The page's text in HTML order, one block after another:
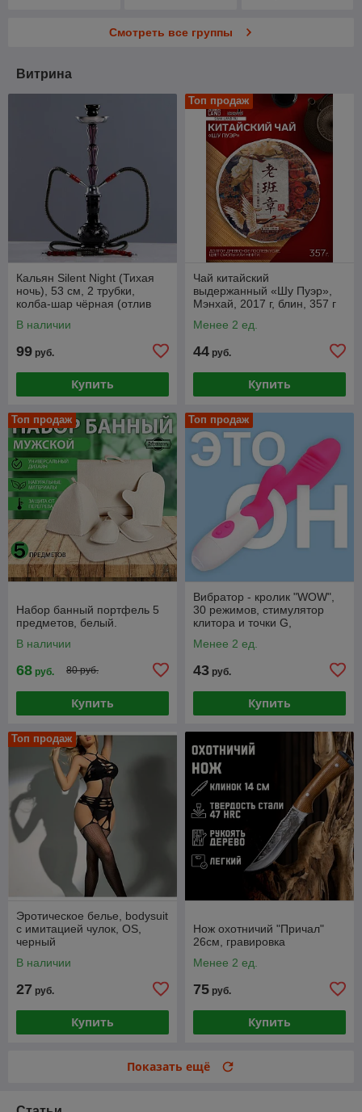
Смотреть все группы
Витрина
Кальян Silent Night (Тихая
ночь), 53 см, 2 трубки,
колба-шар чёрная (отлив
В наличии
99 руб.
Купить
Топ продаж
Чай китайский
выдержанный «Шу Пуэр»,
Мэнхай, 2017 г, блин, 357 г
Менее 2 ед.
44 руб.
Купить
Топ продаж
Набор банный портфель 5
предметов, белый.
В наличии
68 руб. 80 руб.
Купить
Топ продаж
Вибратор - кролик "WOW",
30 режимов, стимулятор
клитора и точки G,
Менее 2 ед.
43 руб.
Купить
Топ продаж
Эротическое белье, bodysuit
с имитацией чулок, OS,
черный
В наличии
27 руб.
Купить
Нож охотничий "Причал"
26см, гравировка
Менее 2 ед.
75 руб.
Купить
Показать ещё